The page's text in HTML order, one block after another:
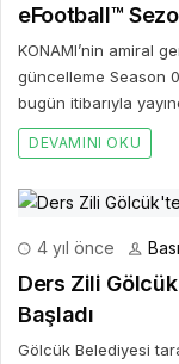
eFootball™
KONAMI’nin amiral
güncelleme Season
bugün itibarıyla
DEVAMINI OKU
4 yıl önce
Ders Zili
Başladı
Gölcük Belediyesi